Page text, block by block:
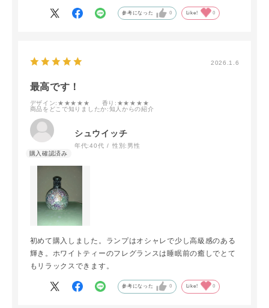
参考になった 0 Like! 0
2026.1.6
最高です！
デザイン:★★★★★ 香り :★★★★★
商品をどこで知りましたか:知人からの紹介
シュウイッチ
年代:40代 性別: 男性
初めて購入しました。ランプはオシャレで少し高級感のある
輝き。ホワイトティーのフレグランスは睡眠前の癒しでとて
もリラックスできます。
参考になった 0 Like! 0